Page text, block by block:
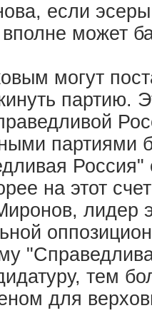
если
может
могут
партию.
партиями
на этот
лидер
тем
для